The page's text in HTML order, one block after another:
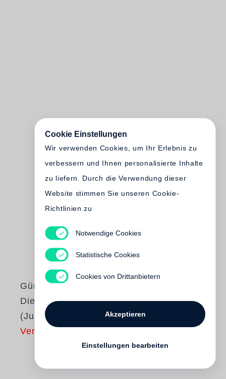
Günter Grass
Die Blechtrommel
(Jubiläumsausgabe)
Vergriffen
Cookie Einstellungen
Wir verwenden Cookies, um Ihr Erlebnis zu
verbessern und Ihnen personalisierte Inhalte
zu liefern. Durch die Verwendung dieser
Website stimmen Sie unseren Cookie-
Richtlinien zu
Notwendige Cookies
Statistische Cookies
Cookies von Drittanbietern
Akzeptieren
Einstellungen bearbeiten